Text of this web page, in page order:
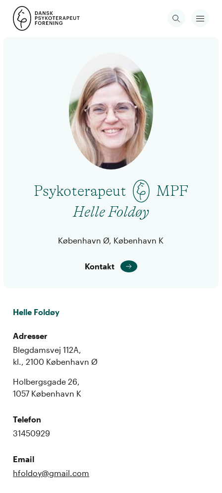
Psykoterapeut
MPF
Helle Foldøy
København Ø, København K
Kontakt
Helle Foldøy
Adresser
Blegdamsvej 112A,
kl., 2100 København Ø
Holbergsgade 26,
1057 København K
Telefon
31450929
Email
hfoldoy@gmail.com